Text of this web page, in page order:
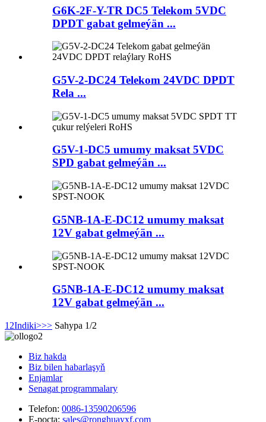
G6K-2F-Y-TR DC5 Telekom 5VDC
DPDT gabat gelmeýän ...
G5V-2-DC24 Telekom 24VDC DPDT
Rela ...
G5V-1-DC5 umumy maksat 5VDC
SPD gabat gelmeýän ...
G5NB-1A-E-DC12 umumy maksat
12V gabat gelmeýän ...
G5NB-1A-E-DC12 umumy maksat
12V gabat gelmeýän ...
1 2Indiki>>> Sahypa 1/2
Biz hakda
Biz bilen habarlaşyň
Enjamlar
Senagat programmalary
Telefon: 0086-13590206596
E-poçta: sales@ronghuayxf.com